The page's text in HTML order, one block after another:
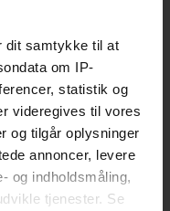
dit samtykke til at
om IP-
statistik og
videregives til vores
og tilgår oplysninger
annoncer, levere
og indholdsmåling,
tjenester. Se
ud, så er
nemlig datter af
og instruktøren
en yngre
Darling bliver
Gabo
nyheden på
er hidtil